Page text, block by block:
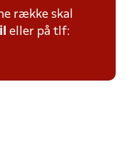
række skal
eller på tlf: